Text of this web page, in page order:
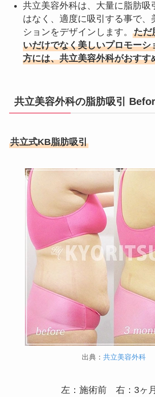
共立美容外科は、大量に脂肪吸
はなく、適度に吸引する事で、
ションをデザインします。 ただ
いだけでなく美しいプロモーシ
方には、共立美容外科がおすす
共立美容外科の脂肪吸引
共立式KB脂肪吸引
出典： 共立美容外科
左：施術前 右：3ヶ